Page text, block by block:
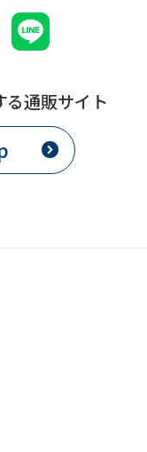
通販サイト